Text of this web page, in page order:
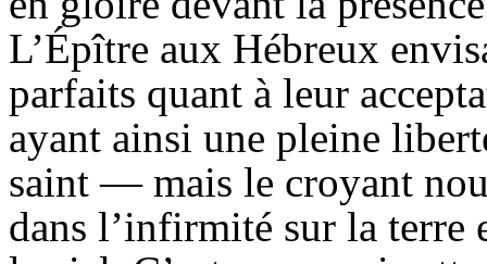
L’Épître aux Hébreux
parfaits quant à leur
ayant ainsi une pleine
saint — mais le croyant
dans l’infirmité sur la terre